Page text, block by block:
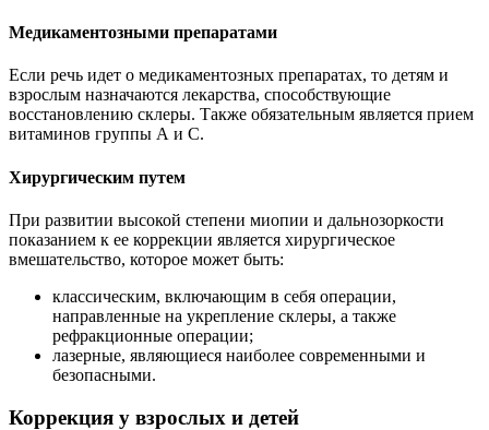
Медикаментозными препаратами
Если речь идет о медикаментозных препаратах, то детям и
взрослым назначаются лекарства, способствующие
восстановлению склеры. Также обязательным является прием
витаминов группы А и С.
Хирургическим путем
При развитии высокой степени миопии и дальнозоркости
показанием к ее коррекции является хирургическое
вмешательство, которое может быть:
классическим, включающим в себя операции,
направленные на укрепление склеры, а также
рефракционные операции;
лазерные, являющиеся наиболее современными и
безопасными.
Коррекция у взрослых и детей